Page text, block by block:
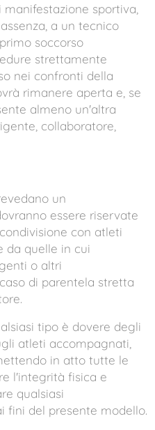
sportiva,
a un tecnico
soccorso
strettamente
nei confronti della
rimanere aperta e, se
almeno un'altra
collaboratore,
un
essere riservate
con atleti
da quelle in cui
o altri
di parentela stretta
tipo è dovere degli
atleti accompagnati,
in atto tutte le
l'integrità fisica e
qualsiasi
fini del presente modello.